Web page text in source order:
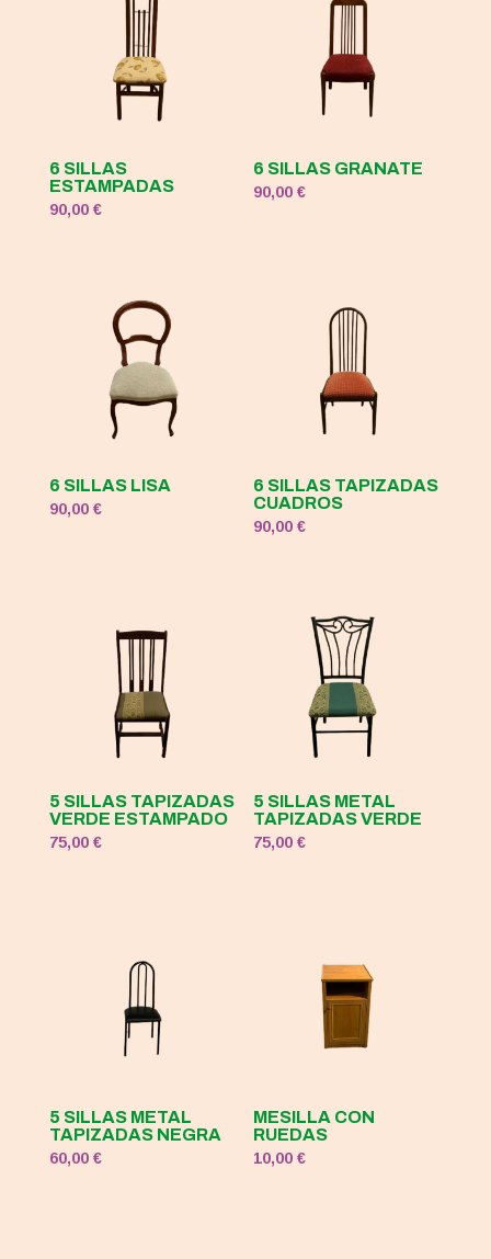
6 SILLAS
ESTAMPADAS
90,00 €
6 SILLAS GRANATE
90,00€
6 SILLAS LISA
90,00 €
6 SILLAS TAPIZADAS
CUADROS
90,00€
5 SILLAS TAPIZADAS
VERDE ESTAMPADO
75,00 €
5 SILLAS METAL
TAPIZADAS VERDE
75,00€
5 SILLAS METAL
TAPIZADAS NEGRA
60,00 €
MESILLA CON
RUEDAS
10,00€